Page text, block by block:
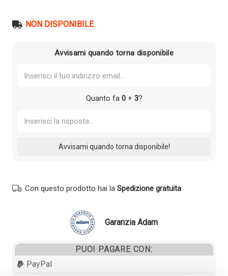
NON DISPONIBILE
Avvisami quando torna disponibile
Quanto fa 0+ 3?
Con questo prodotto hai la Spedizione gratuita
Garanzia Adam
PUOI PAGARE CON:
PayPal